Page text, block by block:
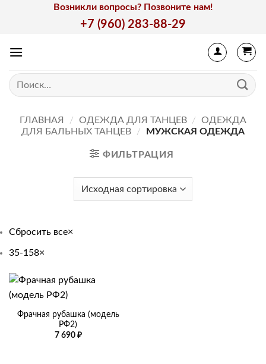
Возникли вопросы? Позвоните нам!
+7 (960) 283-88-29
Искать:
ГЛАВНАЯ / ОДЕЖДА ДЛЯ ТАНЦЕВ /
ОДЕЖДА
ДЛЯ БАЛЬНЫХ ТАНЦЕВ
/ МУЖСКАЯ ОДЕЖДА
ФИЛЬТРАЦИЯ
Сбросить все×
35-158×
Фрачная рубашка (модель
РФ2)
7 690 ₽